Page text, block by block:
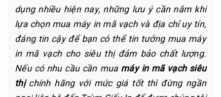
dụng nhiều hiện nay, những lưu ý cần nắm khi
lựa chọn mua máy in mã vạch và địa chỉ uy tín,
đáng tin cậy để bạn có thể tin tưởng mua máy
in mã vạch cho siêu thị đảm bảo chất lượng.
Nếu có nhu cầu cần mua máy in mã vạch siêu
thịchính hãng với mức giá tốt thì đừng ngần